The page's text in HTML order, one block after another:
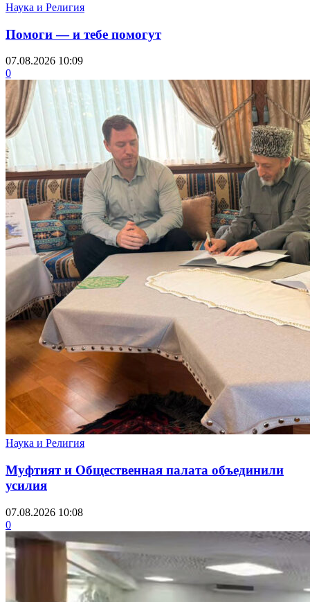
Наука и Религия
Помоги — и тебе помогут
07.08.2026 10:09
0
Наука и Религия
Муфтият и Общественная палата объединили
усилия
07.08.2026 10:08
0